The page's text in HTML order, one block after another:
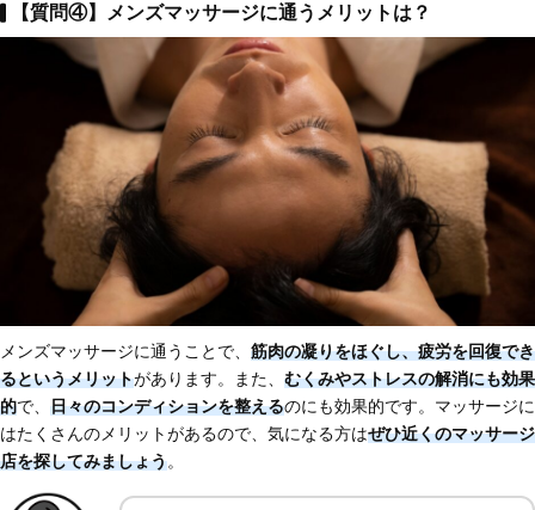
【質問④】メンズマッサージに通うメリットは？
メンズマッサージに通うことで、 筋肉の凝りをほぐし、疲労を回復でき
るというメリットがあります。また、 むくみやストレスの解消にも効果
的で、 日々のコンディションを整えるのにも効果的です。マッサージに
はたくさんのメリットがあるので、気になる方はぜひ近くのマッサージ
店を探してみましょう。